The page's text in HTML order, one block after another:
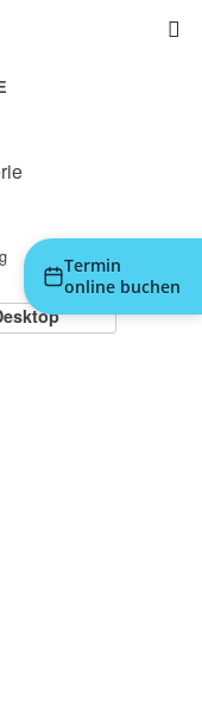
Termin
online buchen